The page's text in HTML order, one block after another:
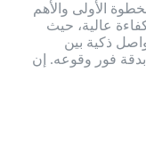
الأولى والأهم
عالية، حيث
ذكية بين
بدقة فور وقوعه. إن